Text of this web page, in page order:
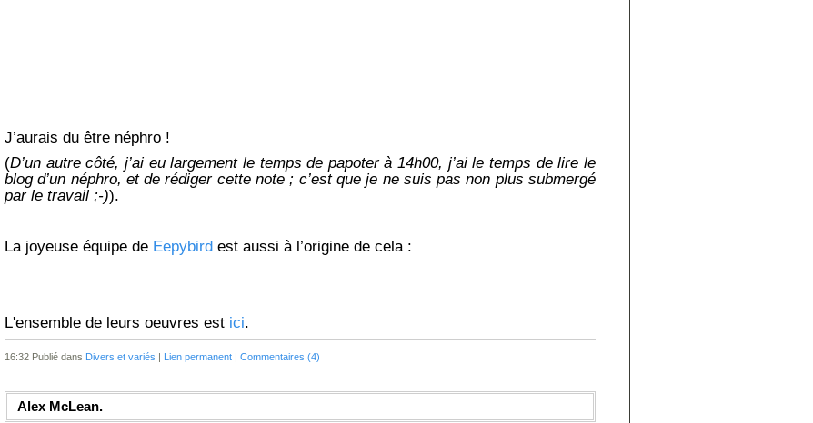
J’aurais du être néphro !
(D’un autre côté, j’ai eu largement le temps de papoter à 14h00, j’ai le temps de lire le
blog d’un néphro, et de rédiger cette note ; c’est que je ne suis pas non plus submergé
par le travail ;-)).
La joyeuse équipe de Eepybird est aussi à l’origine de cela :
L'ensemble de leurs oeuvres est ici.
16:32 Publié dans Divers et variés | Lien permanent | Commentaires (4)
Alex McLean.